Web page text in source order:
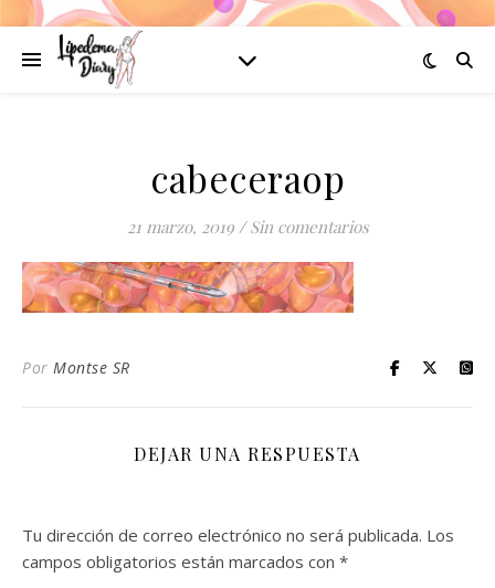
cabeceraop
21 marzo, 2019 / Sin comentarios
Por Montse SR
DEJAR UNA RESPUESTA
Tu dirección de correo electrónico no será publicada. Los
campos obligatorios están marcados con *